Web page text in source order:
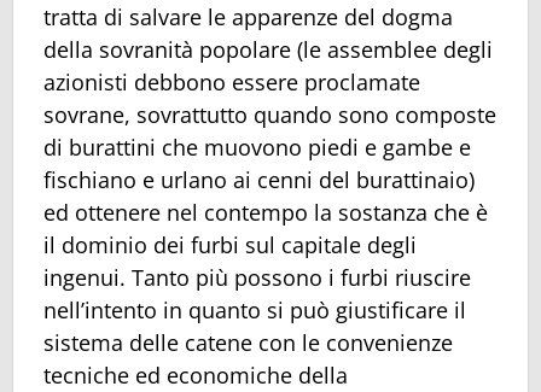
tratta di salvare le apparenze del dogma
della sovranità popolare (le assemblee degli
azionisti debbono essere proclamate
sovrane, sovrattutto quando sono composte
di burattini che muovono piedi e gambe e
fischiano e urlano ai cenni del burattinaio)
ed ottenere nel contempo la sostanza che è
il dominio dei furbi sul capitale degli
ingenui. Tanto più possono i furbi riuscire
nell’intento in quanto si può giustificare il
sistema delle catene con le convenienze
tecniche ed economiche della